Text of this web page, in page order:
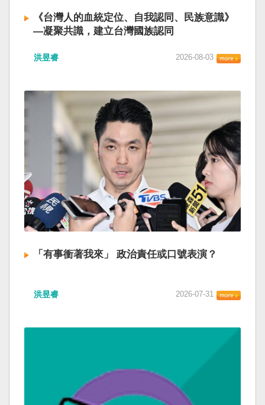
《台灣人的血統定位、自我認同、民族意識》
—凝聚共識，建立台灣國族認同
洪昱睿 2026-08-03
「有事衝著我來」 政治責任或口號表演？
洪昱睿 2026-07-31